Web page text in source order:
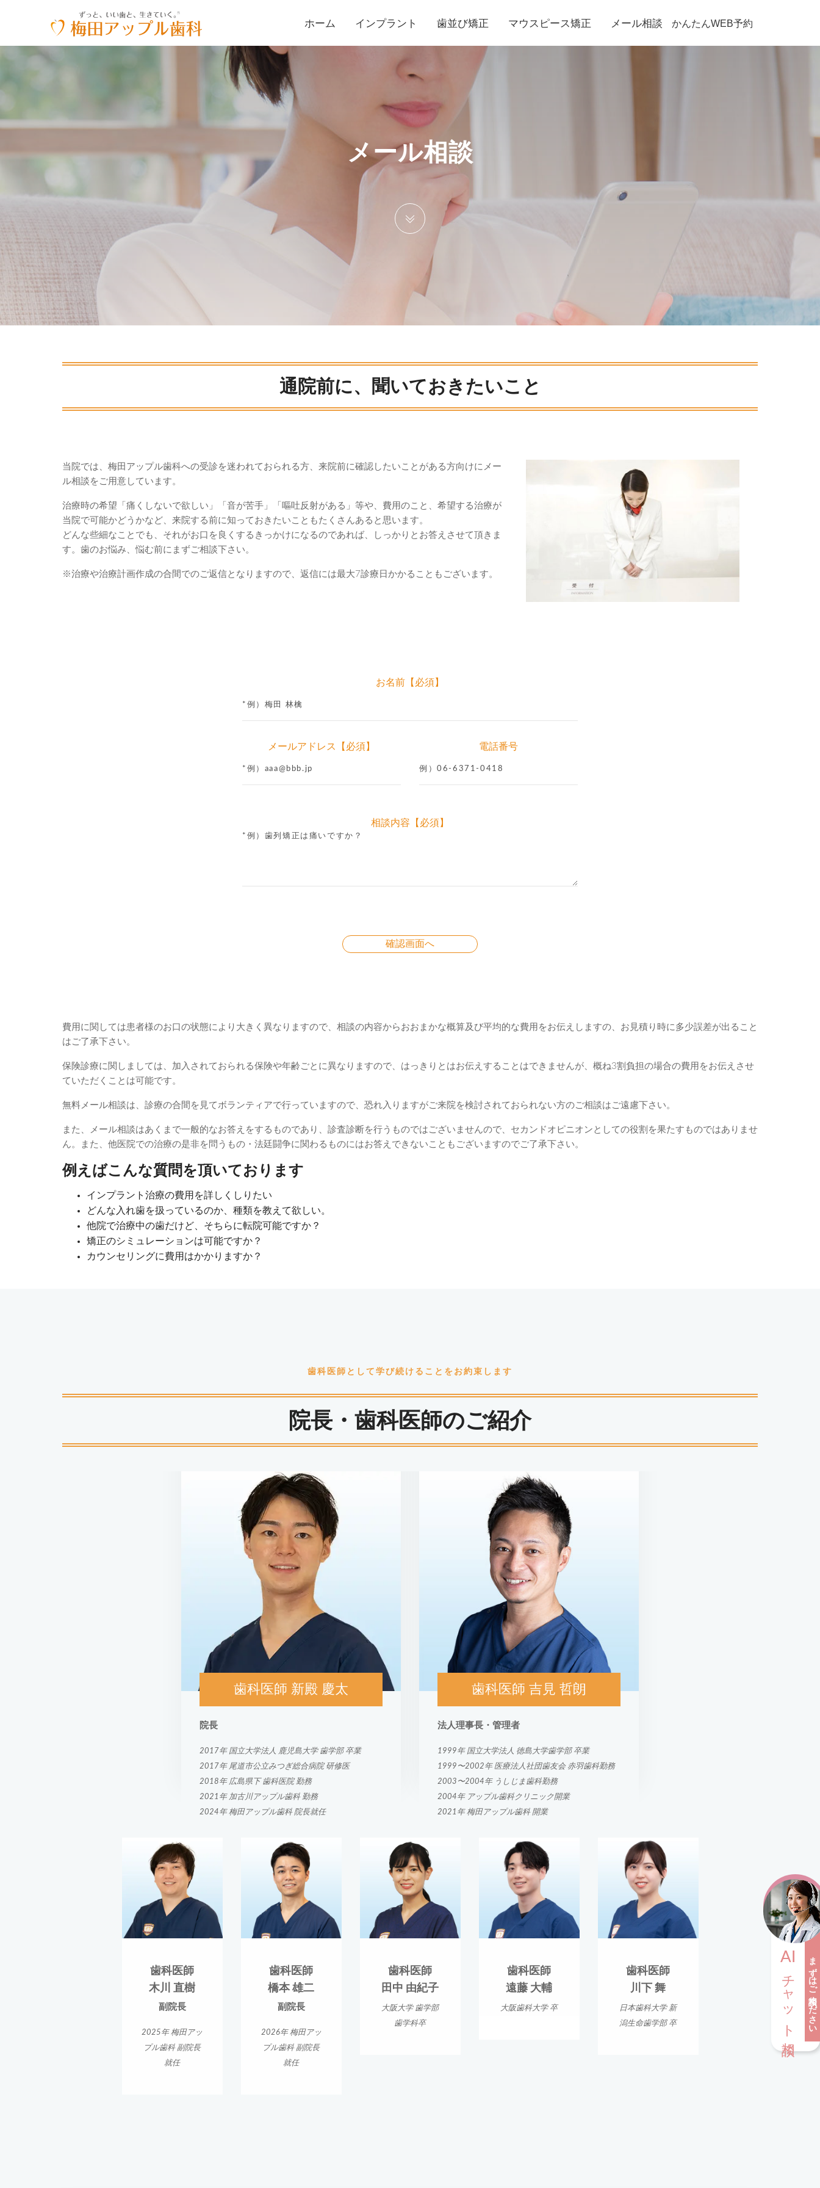
ホーム インプラント 歯並び矯正 マウスピース矯正 メール相談 かんたんWEB予約
メール相談
通院前に、聞いておきたいこと
当院では、梅田アップル歯科への受診を迷われておられる方、来院前に確認したいことがある方向けにメー
ル相談をご用意しています。
治療時の希望「痛くしないで欲しい」「音が苦手」「嘔吐反射がある」等や、費用のこと、希望する治療が
当院で可能かどうかなど、来院する前に知っておきたいこともたくさんあると思います。
どんな些細なことでも、それがお口を良くするきっかけになるのであれば、しっかりとお答えさせて頂きま
す。歯のお悩み、悩む前にまずご相談下さい。
※治療や治療計画作成の合間でのご返信となりますので、返信には最大7診療日かかることもございます。
お名前【必須】
メールアドレス【必須】 電話番号
相談内容【必須】
費用に関しては患者様のお口の状態により大きく異なりますので、相談の内容からおおまかな概算及び平均的な費用をお伝えしますの、お見積り時に多少誤差が出ること
はご了承下さい。
保険診療に関しましては、加入されておられる保険や年齢ごとに異なりますので、はっきりとはお伝えすることはできませんが、概ね3割負担の場合の費用をお伝えさせ
ていただくことは可能です。
無料メール相談は、診療の合間を見てボランティアで行っていますので、恐れ入りますがご来院を検討されておられない方のご相談はご遠慮下さい。
また、メール相談はあくまで一般的なお答えをするものであり、診査診断を行うものではございませんので、セカンドオピニオンとしての役割を果たすものではありませ
ん。また、他医院での治療の是非を問うもの・法廷闘争に関わるものにはお答えできないこともございますのでご了承下さい。
例えばこんな質問を頂いております
インプラント治療の費用を詳しくしりたい
どんな入れ歯を扱っているのか、種類を教えて欲しい。
他院で治療中の歯だけど、そちらに転院可能ですか？
矯正のシミュレーションは可能ですか？
カウンセリングに費用はかかりますか？
歯科医師として学び続けることをお約束します
院長・歯科医師のご紹介
歯科医師 新殿 慶太
院長
2017年 国立大学法人 鹿児島大学 歯学部 卒業
2017年 尾道市公立みつぎ総合病院 研修医
2018年 広島県下 歯科医院 勤務
2021年 加古川アップル歯科 勤務
2024年 梅田アップル歯科 院長就任
歯科医師 吉見 哲朗
法人理事長・管理者
1999年 国立大学法人 徳島大学歯学部 卒業
1999〜2002年 医療法人社団歯友会 赤羽歯科勤務
2003〜2004年 うしじま歯科勤務
2004年 アップル歯科クリニック開業
2021年 梅田アップル歯科 開業
歯科医師
木川 直樹
副院長
2025年 梅田アッ
プル歯科 副院長
就任
歯科医師
橋本 雄二
副院長
2026年 梅田アッ
プル歯科 副院長
就任
歯科医師
田中 由紀子
大阪大学 歯学部
歯学科卒
歯科医師
遠藤 大輔
大阪歯科大学 卒
歯科医師
川下 舞
日本歯科大学 新
潟生命歯学部 卒
AI
チャット相談 まずはご相談ください